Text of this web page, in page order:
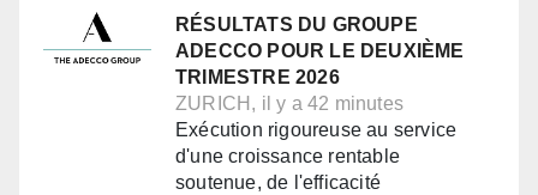
RÉSULTATS DU GROUPE
ADECCO POUR LE DEUXIÈME
TRIMESTRE 2026
ZURICH, il y a 42 minutes
Exécution rigoureuse au service
d'une croissance rentable
soutenue, de l'efficacité